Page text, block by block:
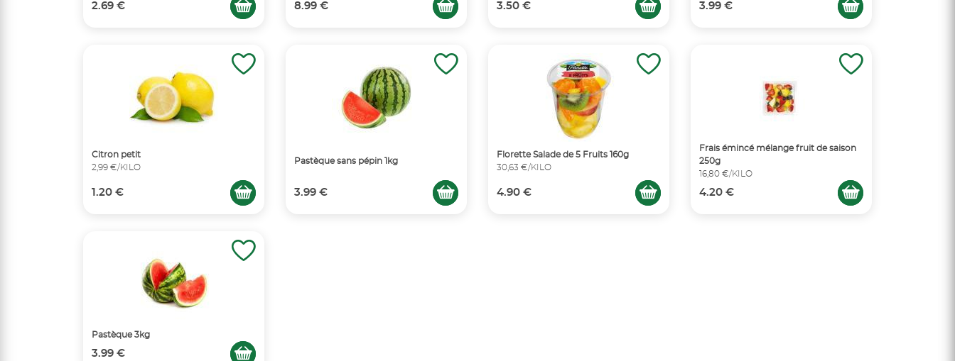
2.69 € 8.99 € 3.50 € 3.99 €
Citron petit
2,99 €/KILO
1.20 €
Pastèque sans pépin 1kg
3.99 €
Florette Salade de 5 Fruits 160g
30,63 €/KILO
4.90 €
Frais émincé mélange fruit de saison
250g
16,80 €/KILO
4.20 €
Pastèque 3kg
3.99 €